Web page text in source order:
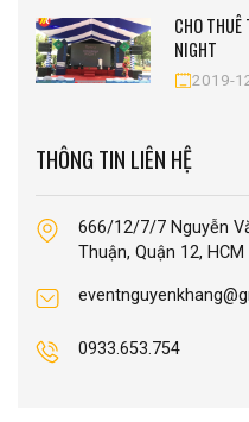
CHO
NIGHT
2019-
THÔNG TIN LIÊN HỆ
666/12/7/7 Nguyễn
Thuận, Quận 12, HCM
0933.653.754